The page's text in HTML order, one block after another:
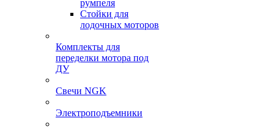
румпеля
Стойки для
лодочных моторов
Комплекты для
переделки мотора под
ДУ
Свечи NGK
Электроподъемники